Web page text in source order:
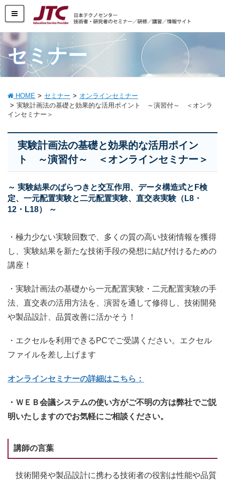
セミナー
HOME セミナー
オンラインセミナー
実験計画法の基礎と効果的な活用ポイント ～演習付～ ＜オンラ
インセミナー＞
実験計画法の基礎と効果的な活用ポイン
ト ～演習付～ ＜オンラインセミナー＞
～ 実験結果のばらつきと交互作用、データ構造式とF検
定、一元配置実験と二元配置実験、直交表実験（L8・
12・L18） ～
・極力少ない実験回数で、多くの質の高い技術情報を獲得
し、実験結果を新たな技術手段の発想に結び付けるための
講座！
・実験計画法の基礎から一元配置実験・二元配置実験の手
法、直交表の活用方法を、演習を通して修得し、技術開発
や製品設計、品質改善に活かそう！
・エクセルを利用できるPCでご受講ください。エクセル
ファイルを差し上げます
オンラインセミナーの詳細はこちら：
・ＷＥＢ会議システムの使い方がご不明の方は弊社でご説
明いたしますのでお気軽にご相談ください。
講師の言葉
技術開発や製品設計に携わる技術者の役割は性能や品質